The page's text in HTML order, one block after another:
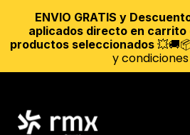
ENVIO GRATIS y
aplicados directo en carrito
productos seleccionados
y condiciones